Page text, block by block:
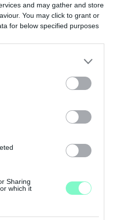
and may gather and store
You may click to grant or
for below specified purposes
Sharing
which it
Megkezdték az
ellátásokat.